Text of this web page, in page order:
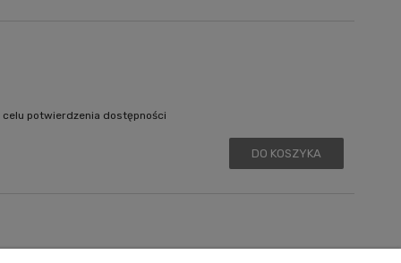
potwierdzenia dostępności
DO KOSZYKA